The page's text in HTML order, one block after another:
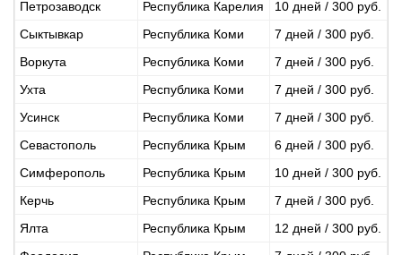
Петрозаводск Республика Карелия
10 дней / 300 руб.
Сыктывкар
Республика Коми
7 дней / 300 руб.
Воркута
Республика Коми
7 дней / 300 руб.
Ухта
Республика Коми
7 дней / 300 руб.
Усинск
Республика Коми
7 дней / 300 руб.
Севастополь
Республика Крым
6 дней / 300 руб.
Симферополь
Республика Крым
10 дней / 300 руб.
Керчь
Республика Крым
7 дней / 300 руб.
Ялта
Республика Крым
12 дней / 300 руб.